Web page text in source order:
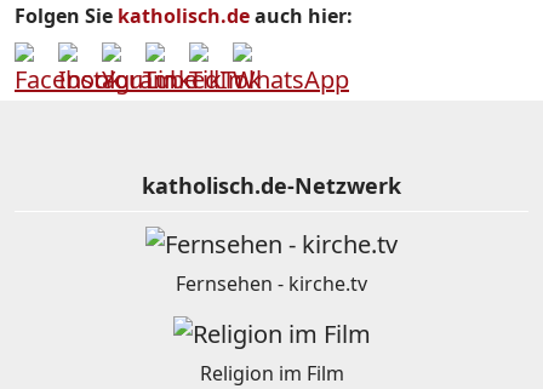
Folgen Sie katholisch.deauch hier:
katholisch.de-Netzwerk
Fernsehen - kirche.tv
Religion im Film